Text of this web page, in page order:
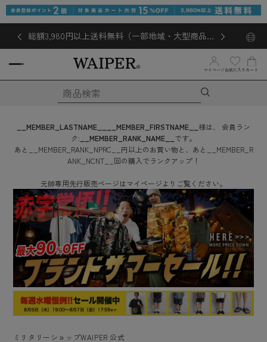
総額3,980円以上送料無料（一部地域・大型商品対
象外あり）
マイページ お気に入り カート
__MEMBER_LASTNAME__ __MEMBER_FIRSTNAME__ 様は、
会員ラン
ク: __MEMBER_RANK_NAME__ です。
あと
__MEMBER_RANK_NPRC__ 円以上のお買い物と、あと
__MEMBER_R
ANK_NCNT__ 回の購入でランクアップ！
元帥専用先行販売ページはマイページよりご覧ください。
ミリタリーショップWAIPER 公式